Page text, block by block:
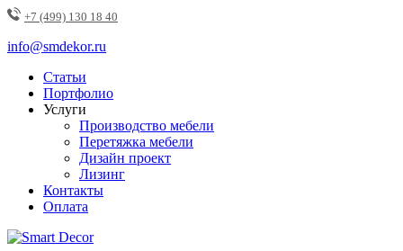
+7 (499) 130 18 40
info@smdekor.ru
Статьи
Портфолио
Услуги
Производство мебели
Перетяжка мебели
Дизайн проект
Лизинг
Контакты
Оплата